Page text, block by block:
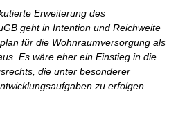
Erweiterung des
geht in Intention und Reichweite
für die Wohnraumversorgung als
Es wäre eher ein Einstieg in die
die unter besonderer
zu erfolgen